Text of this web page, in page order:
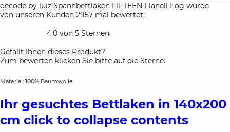
decode by luiz Spannbettlaken FIFTEEN Flanell Fog wurde
von unseren Kunden 2957 mal bewertet:
4,0 von 5 Sternen
Gefällt Ihnen dieses Produkt?
Zum bewerten klicken Sie bitte auf die Sterne:
Material: 100% Baumwolle
Ihr gesuchtes Bettlaken in 140x200
cm click to collapse contents